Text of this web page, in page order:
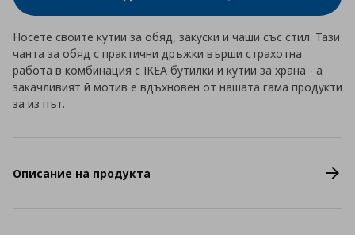
Носете своите кутии за обяд, закуски и чаши със стил. Тази
чанта за обяд с практични дръжки върши страхотна
работа в комбинация с IKEA бутилки и кутии за храна - а
закачливият й мотив е вдъхновен от нашата гама продукти
за из път.
Описание на продукта